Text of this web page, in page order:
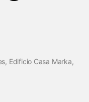
Edificio Casa Marka,